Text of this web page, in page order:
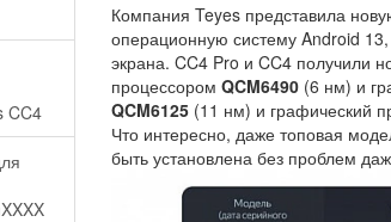
CC4
Компания Teyes представила
операционную систему Android
экрана. CC4 Pro и CC4 получили
процессором QCM6490 (6 нм) и
QCM6125 (11 нм) и графический
Что интересно, даже топовая
быть установлена без проблем